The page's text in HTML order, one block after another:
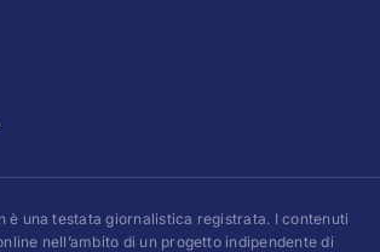
è una testata giornalistica registrata. I contenuti
nell’ambito di un progetto indipendente di